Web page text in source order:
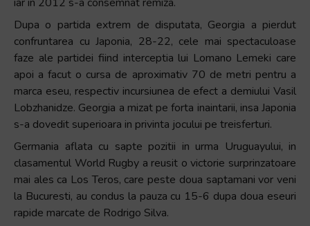
Dupa o partida extrem de disputata, Georgia a pierdut
confruntarea cu Japonia, 28-22, cele mai spectaculoase
faze ale partidei fiind interceptia lui Lomano Lemeki care
apoi a facut o cursa de aproximativ 70 de metri pentru a
marca eseu, respectiv incursiunea de efect a demiului Vasil
Lobzhanidze. Georgia a mizat pe forta inaintarii, insa Japonia
s-a dovedit superioara in privinta jocului pe treisferturi.
Germania aflata cu sapte pozitii in urma Uruguayului, in
clasamentul World Rugby a reusit o victorie surprinzatoare
mai ales ca Los Teros, care peste doua saptamani vor veni
la Bucuresti, au condus la pauza cu 15-6 dupa doua eseuri
rapide marcate de Rodrigo Silva.